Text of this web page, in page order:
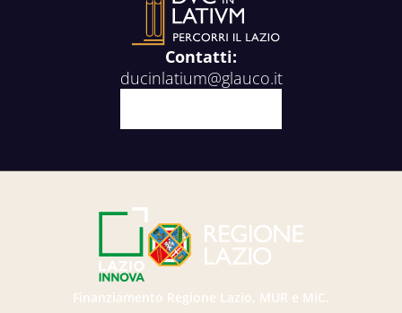
Contatti:
ducinlatium@glauco.it
Finanziamento Regione Lazio, MUR e MiC.